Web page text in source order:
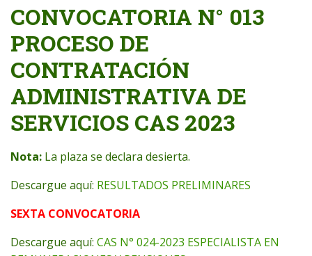
CONVOCATORIA N° 013
PROCESO DE
CONTRATACIÓN
ADMINISTRATIVA DE
SERVICIOS CAS 2023
Nota: La plaza se declara desierta.
Descargue aquí: RESULTADOS PRELIMINARES
SEXTA CONVOCATORIA
Descargue aquí: CAS N° 024-2023 ESPECIALISTA EN